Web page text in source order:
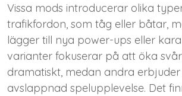
Vissa mods introducerar olika
trafikfordon, som tåg eller båtar,
lägger till nya power-ups eller
varianter fokuserar på att öka
dramatiskt, medan andra
avslappnad spelupplevelse. Det